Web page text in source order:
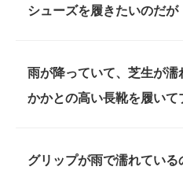
シューズを履きたいのだが
雨が降っていて、芝生が濡
かかとの高い長靴を履いて
グリップが雨で濡れている